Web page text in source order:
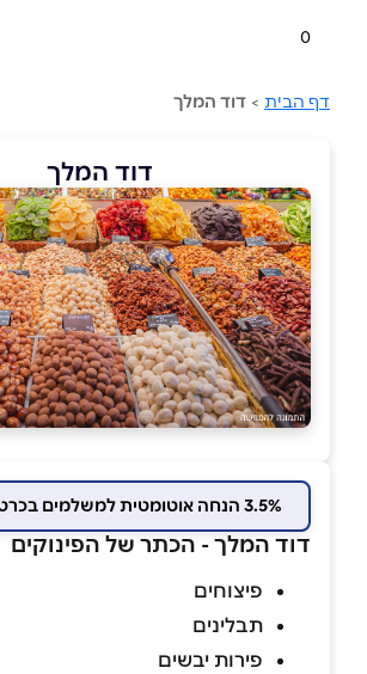
0
דף הבית > דוד המלך
דוד המלך
3.5% הנחה אוטומטית למשלמים בכרטיס המועדון
דוד המלך - הכתר של הפינוקים
פיצוחים
תבלינים
פירות יבשים